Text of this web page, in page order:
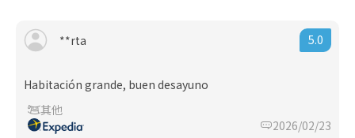
**rta 5.0
Habitación grande, buen desayuno
其他
2026/02/23